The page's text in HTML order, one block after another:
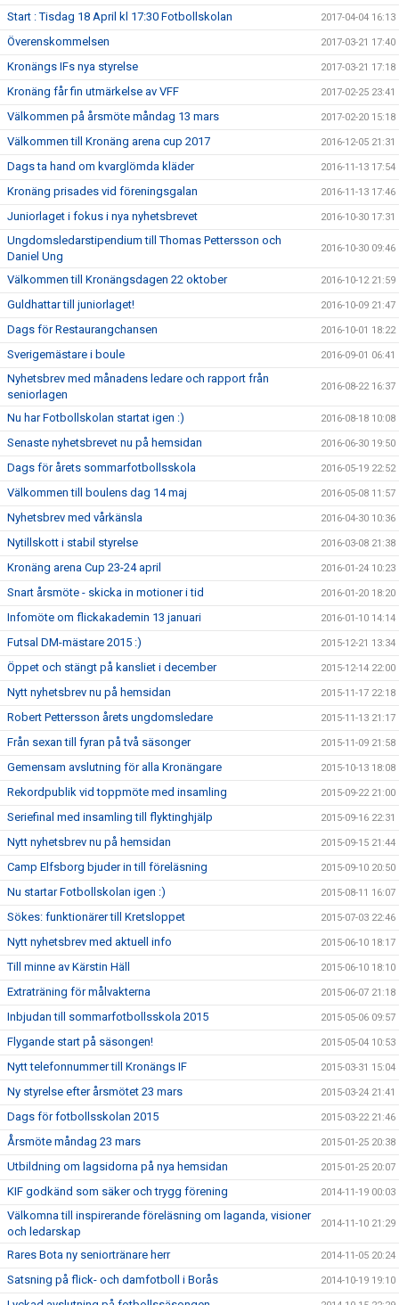
Start : Tisdag 18 April kl 17:30 Fotbollskolan 2017-04-04 16:13
Överenskommelsen 2017-03-21 17:40
Kronängs IFs nya styrelse 2017-03-21 17:18
Kronäng får fin utmärkelse av VFF 2017-02-25 23:41
Välkommen på årsmöte måndag 13 mars 2017-02-20 15:18
Välkommen till Kronäng arena cup 2017 2016-12-05 21:31
Dags ta hand om kvarglömda kläder 2016-11-13 17:54
Kronäng prisades vid föreningsgalan 2016-11-13 17:46
Juniorlaget i fokus i nya nyhetsbrevet 2016-10-30 17:31
Ungdomsledarstipendium till Thomas Pettersson och
Daniel Ung
2016-10-30 09:46
Välkommen till Kronängsdagen 22 oktober 2016-10-12 21:59
Guldhattar till juniorlaget! 2016-10-09 21:47
Dags för Restaurangchansen 2016-10-01 18:22
Sverigemästare i boule 2016-09-01 06:41
Nyhetsbrev med månadens ledare och rapport från
seniorlagen
2016-08-22 16:37
Nu har Fotbollskolan startat igen :) 2016-08-18 10:08
Senaste nyhetsbrevet nu på hemsidan 2016-06-30 19:50
Dags för årets sommarfotbollsskola 2016-05-19 22:52
Välkommen till boulens dag 14 maj 2016-05-08 11:57
Nyhetsbrev med vårkänsla 2016-04-30 10:36
Nytillskott i stabil styrelse 2016-03-08 21:38
Kronäng arena Cup 23-24 april 2016-01-24 10:23
Snart årsmöte - skicka in motioner i tid 2016-01-20 18:20
Infomöte om flickakademin 13 januari 2016-01-10 14:14
Futsal DM-mästare 2015 :) 2015-12-21 13:34
Öppet och stängt på kansliet i december 2015-12-14 22:00
Nytt nyhetsbrev nu på hemsidan 2015-11-17 22:18
Robert Pettersson årets ungdomsledare 2015-11-13 21:17
Från sexan till fyran på två säsonger 2015-11-09 21:58
Gemensam avslutning för alla Kronängare 2015-10-13 18:08
Rekordpublik vid toppmöte med insamling 2015-09-22 21:00
Seriefinal med insamling till flyktinghjälp 2015-09-16 22:31
Nytt nyhetsbrev nu på hemsidan 2015-09-15 21:44
Camp Elfsborg bjuder in till föreläsning 2015-09-10 20:50
Nu startar Fotbollskolan igen :) 2015-08-11 16:07
Sökes: funktionärer till Kretsloppet 2015-07-03 22:46
Nytt nyhetsbrev med aktuell info 2015-06-10 18:17
Till minne av Kärstin Häll 2015-06-10 18:10
Extraträning för målvakterna 2015-06-07 21:18
Inbjudan till sommarfotbollsskola 2015 2015-05-06 09:57
Flygande start på säsongen! 2015-05-04 10:53
Nytt telefonnummer till Kronängs IF 2015-03-31 15:04
Ny styrelse efter årsmötet 23 mars 2015-03-24 21:41
Dags för fotbollsskolan 2015 2015-03-22 21:46
Årsmöte måndag 23 mars 2015-01-25 20:38
Utbildning om lagsidorna på nya hemsidan 2015-01-25 20:07
KIF godkänd som säker och trygg förening 2014-11-19 00:03
Välkomna till inspirerande föreläsning om laganda, visioner
och ledarskap
2014-11-10 21:29
Rares Bota ny seniortränare herr 2014-11-05 20:24
Satsning på flick- och damfotboll i Borås 2014-10-19 19:10